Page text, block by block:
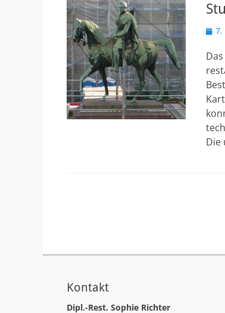
7.
Die
Kontakt
Dipl.-Rest. Sophie Richter